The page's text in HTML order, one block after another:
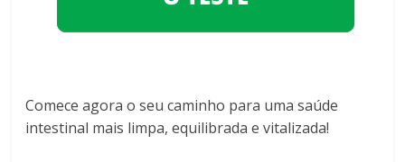
Comece agora o seu caminho para uma saúde
intestinal mais limpa, equilibrada e vitalizada!